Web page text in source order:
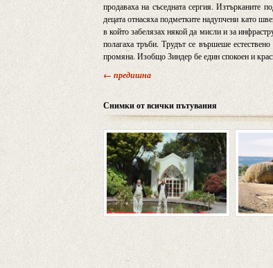
продаваха на съседната сергия. Изтърканите
децата отнасяха подметките надупчени като
в който забелязах някой да мисли и за
полагаха тръби. Трудът се вършеше
промяна. Изобщо Зиндер бе един спокоен и
← предишна
Снимки от всички пътувания